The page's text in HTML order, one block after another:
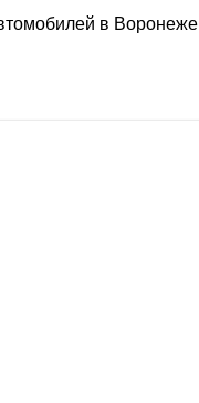
в Воронеже